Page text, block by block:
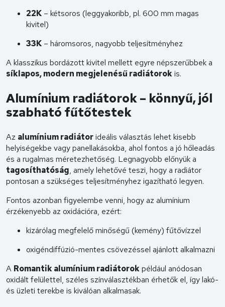
22K – kétsoros (leggyakoribb, pl. 600 mm magas
kivitel)
33K – háromsoros, nagyobb teljesítményhez
A klasszikus bordázott kivitel mellett egyre népszerűbbek a
síklapos, modern megjelenésű radiátorokis.
Alumínium radiátorok – könnyű, jól
szabható fűtőtestek
Az alumínium radiátorideális választás lehet kisebb
helyiségekbe vagy panellakásokba, ahol fontos a jó hőleadás
és a rugalmas méretezhetőség. Legnagyobb előnyük a
tagosíthatóság, amely lehetővé teszi, hogy a radiátor
pontosan a szükséges teljesítményhez igazítható legyen.
Fontos azonban figyelembe venni, hogy az alumínium
érzékenyebb az oxidációra, ezért:
kizárólag megfelelő minőségű (kemény) fűtővízzel
oxigéndiffúzió-mentes csövezéssel ajánlott alkalmazni
A Romantik alumínium radiátorokpéldául anódosan
oxidált felülettel, széles színválasztékban érhetők el, így lakó-
és üzleti terekbe is kiválóan alkalmasak.